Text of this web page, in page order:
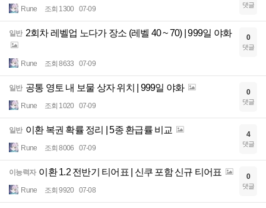
Rune 조회 1300 07-09 댓글
일반 2회차 레벨업 노다가 장소 (레벨 40 ~ 70) | 999일 야화
Rune 조회 8633 07-09
0
댓글
일반 공통 영토 내 보물 상자 위치 | 999일 야화
Rune 조회 1020 07-09
0
댓글
일반 이환 복권 확률 정리 | 5종 환급률 비교
Rune 조회 8006 07-09
4
댓글
이능력자 이환 1.2 전반기 티어표 | 신쿠 포함 신규 티어표
Rune 조회 9920 07-08
0
댓글